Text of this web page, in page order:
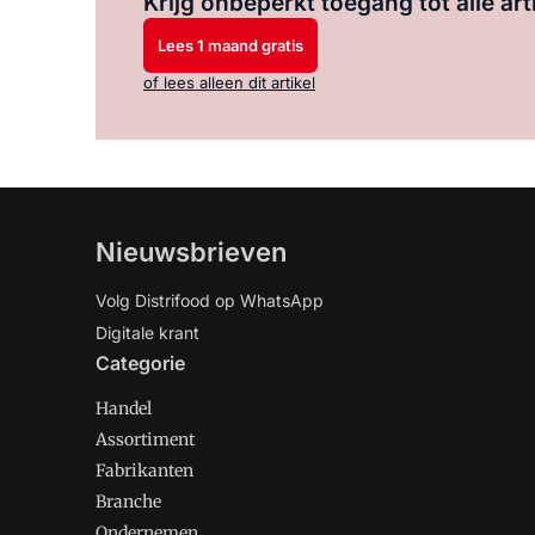
Lees 1 maand gratis
of lees alleen dit artikel
Nieuwsbrieven
Volg Distrifood op WhatsApp
Digitale krant
Categorie
Handel
Assortiment
Fabrikanten
Branche